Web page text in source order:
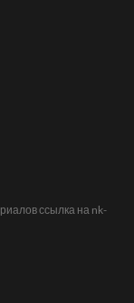
ссылка на nk-